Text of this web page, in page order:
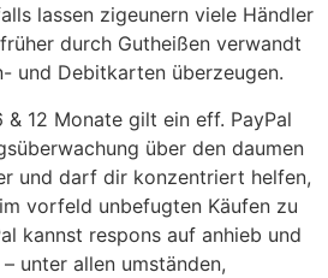
lassen zigeunern viele Händler
durch Gutheißen verwandt
und Debitkarten überzeugen.
& 12 Monate gilt ein eff. PayPal
über den daumen
und darf dir konzentriert helfen,
vorfeld unbefugten Käufen zu
kannst respons auf anhieb und
unter allen umständen,